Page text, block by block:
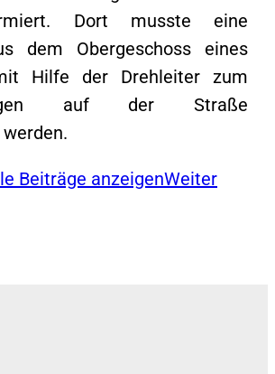
Dort musste eine
dem Obergeschoss eines
Hilfe der Drehleiter zum
auf der Straße
Beiträge anzeigenWeiter